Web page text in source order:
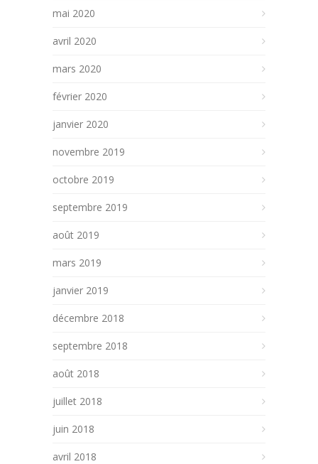
mai 2020
avril 2020
mars 2020
février 2020
janvier 2020
novembre 2019
octobre 2019
septembre 2019
août 2019
mars 2019
janvier 2019
décembre 2018
septembre 2018
août 2018
juillet 2018
juin 2018
avril 2018